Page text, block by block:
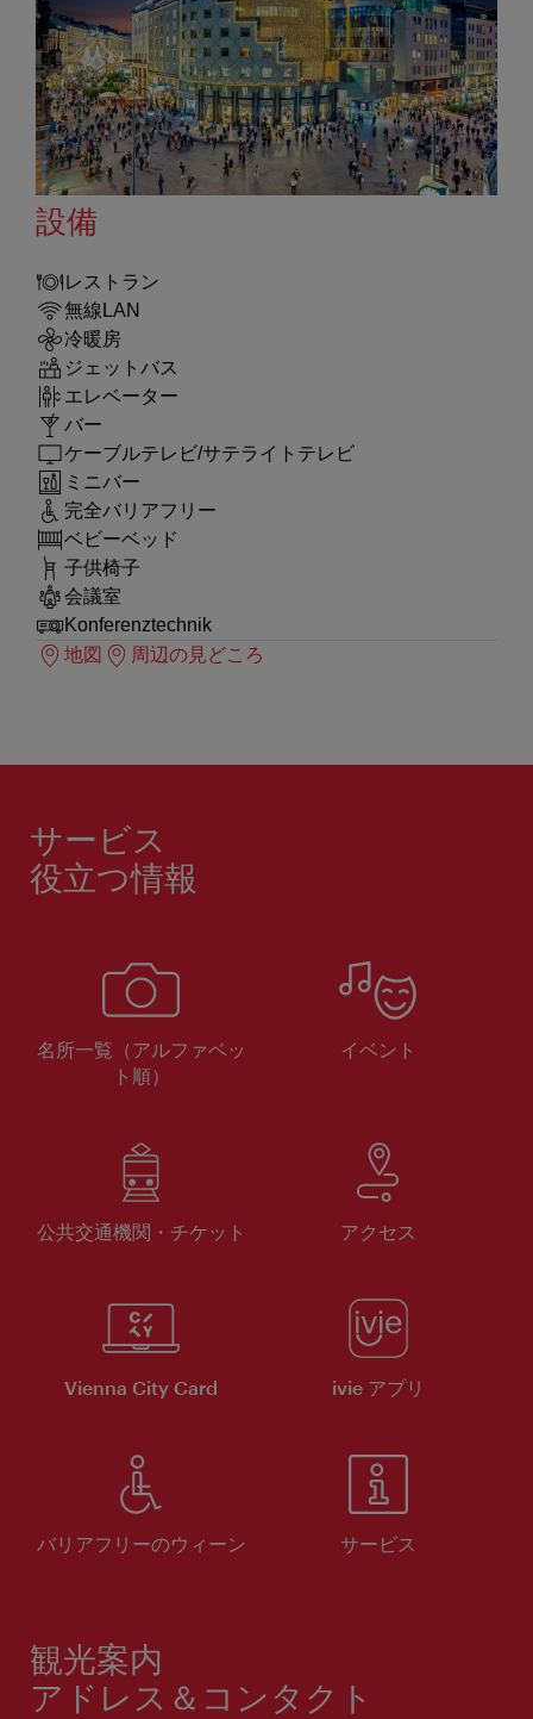
設備
レストラン
無線LAN
冷暖房
ジェットバス
エレベーター
バー
ケーブルテレビ/サテライトテレビ
ミニバー
完全バリアフリー
ベビーベッド
子供椅子
会議室
Konferenztechnik
地図
周辺の見どころ
サービス
役立つ情報
名所一覧（アルファベッ
ト順）
イベント
公共交通機関・チケット アクセス
Vienna City Card ivie アプリ
バリアフリーのウィーン サービス
観光案内
アドレス＆コンタクト